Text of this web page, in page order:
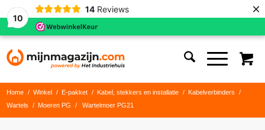
10
14 Reviews ×
Home / Winkel / E-pakket / Kabel, stekkers en installatie / Kabelverbinders
/
Wartels
/ Moeren PG / Wartelmoer PG21